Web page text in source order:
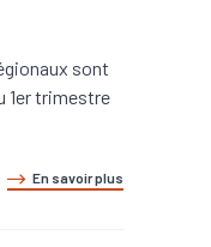
sont
1er trimestre
En savoir plus